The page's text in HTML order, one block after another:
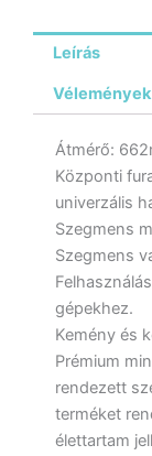
Leírás
Átmérő:
Központi
univerzális
Szegmens
Szegmens
gépekhez.
Kemény és
Prémium
rendezett
terméket
élettartam